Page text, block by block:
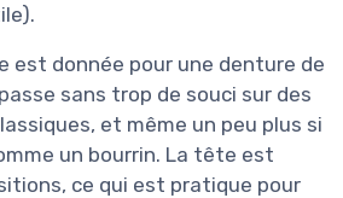
est donnée pour une denture de
sans trop de souci sur des
et même un peu plus si
un bourrin. La tête est
ce qui est pratique pour